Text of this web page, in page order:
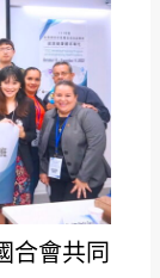
合會共同